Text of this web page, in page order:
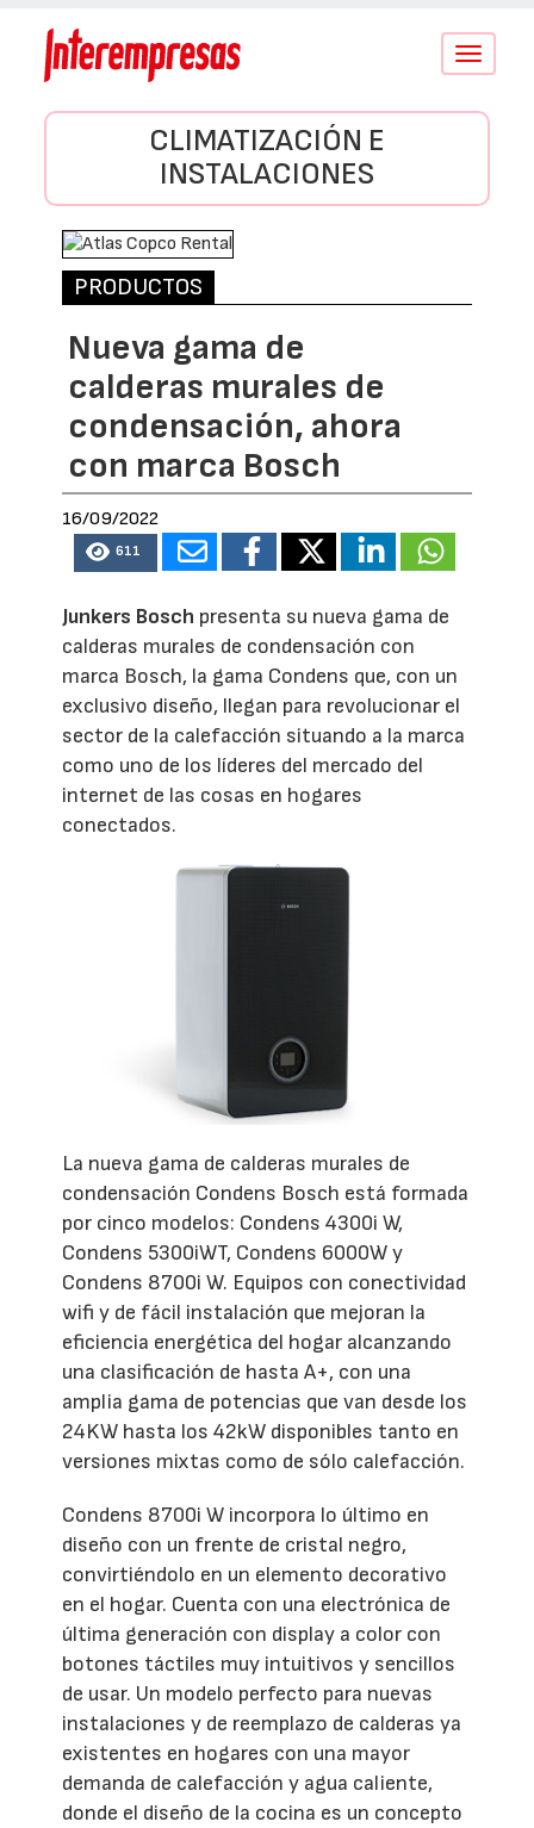
Conmutar
CLIMATIZACIÓN E
INSTALACIONES
PRODUCTOS
Nueva gama de
calderas murales de
condensación, ahora
con marca Bosch
16/09/2022
611
Junkers Bosch presenta su nueva gama de
calderas murales de condensación con
marca Bosch, la gama Condens que, con un
exclusivo diseño, llegan para revolucionar el
sector de la calefacción situando a la marca
como uno de los líderes del mercado del
internet de las cosas en hogares
conectados.
La nueva gama de calderas murales de
condensación Condens Bosch está formada
por cinco modelos: Condens 4300i W,
Condens 5300iWT, Condens 6000W y
Condens 8700i W. Equipos con conectividad
wifi y de fácil instalación que mejoran la
eficiencia energética del hogar alcanzando
una clasificación de hasta A+, con una
amplia gama de potencias que van desde los
24KW hasta los 42kW disponibles tanto en
versiones mixtas como de sólo calefacción.
Condens 8700i W incorpora lo último en
diseño con un frente de cristal negro,
convirtiéndolo en un elemento decorativo
en el hogar. Cuenta con una electrónica de
última generación con display a color con
botones táctiles muy intuitivos y sencillos
de usar. Un modelo perfecto para nuevas
instalaciones y de reemplazo de calderas ya
existentes en hogares con una mayor
demanda de calefacción y agua caliente,
donde el diseño de la cocina es un concepto